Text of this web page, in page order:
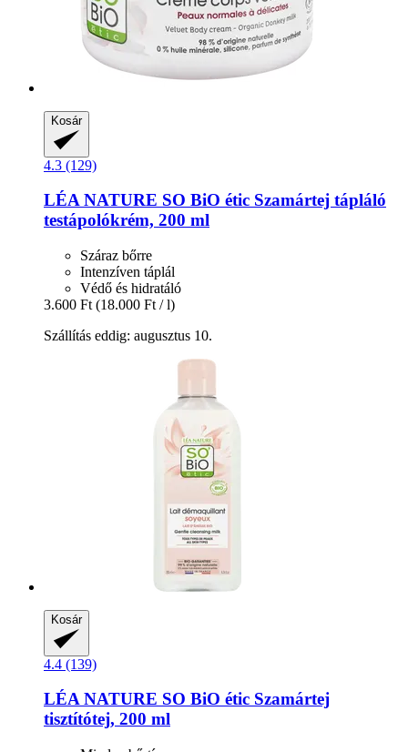
Kosár
4.3 (129)
LÉA NATURE SO BiO étic Szamártej tápláló
testápolókrém, 200 ml
Száraz bőrre
Intenzíven táplál
Védő és hidratáló
3.600 Ft (18.000 Ft / l)
Szállítás eddig: augusztus 10.
Kosár
4.4 (139)
LÉA NATURE SO BiO étic Szamártej
tisztítótej, 200 ml